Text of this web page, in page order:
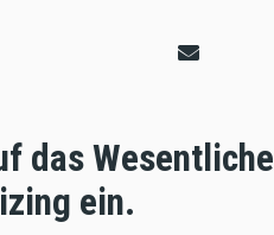
das Wesentliche
ein.